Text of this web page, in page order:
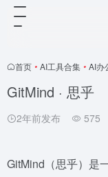
首页 • AI工具合集 • AI办
GitMind · 思乎
2年前发布 575
GitMind（思乎）是